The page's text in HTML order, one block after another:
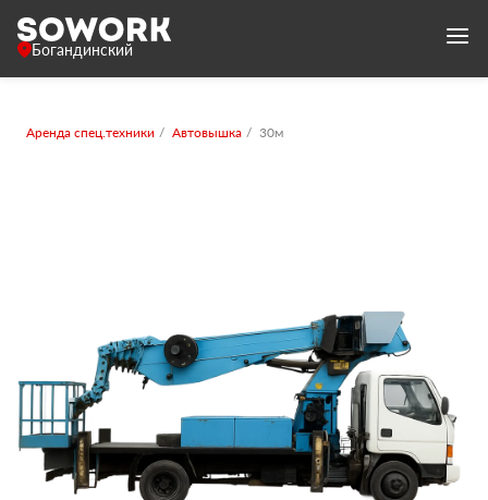
Богандинский
Аренда спец.техники Автовышка 30м